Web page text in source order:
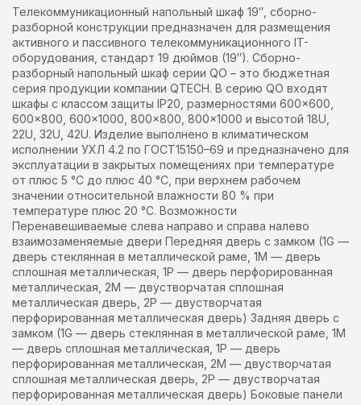
Телекоммуникационный напольный шкаф 19″, сборно-
разборной конструкции предназначен для размещения
активного и пассивного телекоммуникационного IT-
оборудования, стандарт 19 дюймов (19″). Сборно-
разборный напольный шкаф серии QO – это бюджетная
серия продукции компании QTECH. В серию QO входят
шкафы с классом защиты IP20, размерностями 600×600,
600×800, 600×1000, 800×800, 800×1000 и высотой 18U,
22U, 32U, 42U. Изделие выполнено в климатическом
исполнении УХЛ 4.2 по ГОСТ15150–69 и предназначено для
эксплуатации в закрытых помещениях при температуре
от плюс 5 °С до плюс 40 °С, при верхнем рабочем
значении относительной влажности 80 % при
температуре плюс 20 °С. Возможности
Перенавешиваемые слева направо и справа налево
взаимозаменяемые двери Передняя дверь с замком (1G —
дверь стеклянная в металлической раме, 1M — дверь
сплошная металлическая, 1P — дверь перфорированная
металлическая, 2М — двустворчатая сплошная
металлическая дверь, 2Р — двустворчатая
перфорированная металлическая дверь) Задняя дверь с
замком (1G — дверь стеклянная в металлической раме, 1M
— дверь сплошная металлическая, 1P — дверь
перфорированная металлическая, 2М — двустворчатая
сплошная металлическая дверь, 2Р — двустворчатая
перфорированная металлическая дверь) Боковые панели